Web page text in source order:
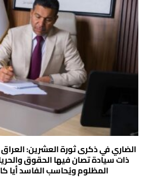
الضاري في ذكرى ثورة العشرين:
ذات سيادة تصان فيها الحقوق
المظلوم ويُحاسب الفاسد أيا